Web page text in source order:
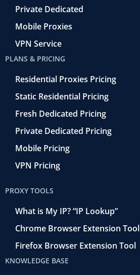
Private Dedicated
Mobile Proxies
VPN Service
PLANS & PRICING
Residential Proxies Pricing
Static Residential Pricing
Fresh Dedicated Pricing
Private Dedicated Pricing
Mobile Pricing
VPN Pricing
PROXY TOOLS
What is My IP? “IP Lookup”
Chrome Browser Extension Tool
Firefox Browser Extension Tool
KNOWLEDGE BASE